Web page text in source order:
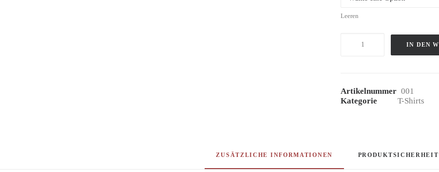
Leeren
jetzt
IN DEN
Artikelnummer 001
Kategorie
T-Shirts
ZUSÄTZLICHE INFORMATIONEN PRODUKTSICHERHEIT